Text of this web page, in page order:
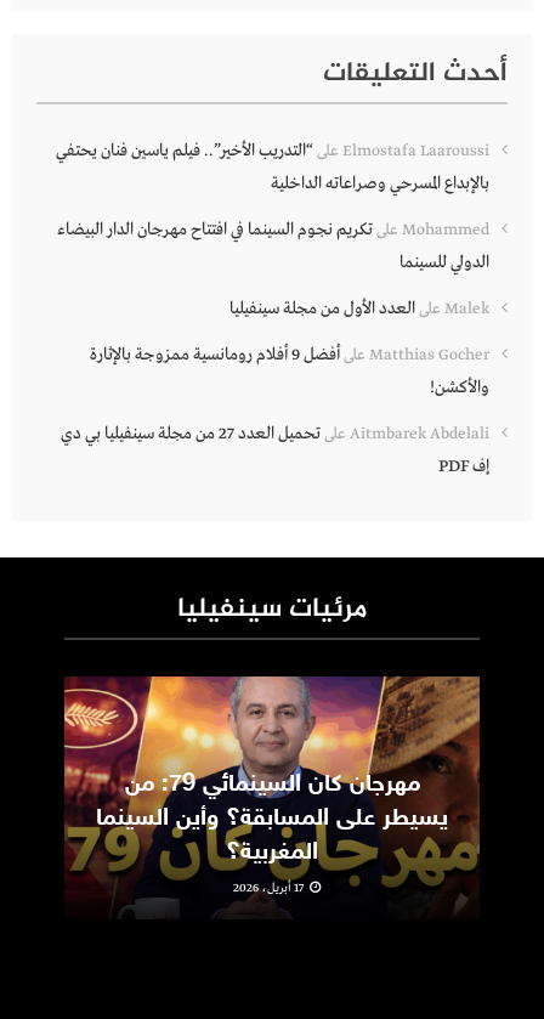
أحدث التعليقات
Elmostafa Laaroussi على“التدريب الأخير”.. فيلم ياسين فنان يحتفي
بالإبداع المسرحي وصراعاته الداخلية
Mohammed علىتكريم نجوم السينما في افتتاح مهرجان الدار البيضاء
الدولي للسينما
Malek علىالعدد الأول من مجلة سينفيليا
Matthias Gocher على
أفضل 9 أفلام رومانسية ممزوجة بالإثارة
والأكشن!
Aitmbarek Abdelali على
تحميل العدد 27 من مجلة سينفيليا بي دي
إف PDF
مرئيات سينفيليا
مهرجان كان السينمائي 79: من
يسيطر على المسابقة؟ وأين السينما
المغربية؟
17 أبريل، 2026